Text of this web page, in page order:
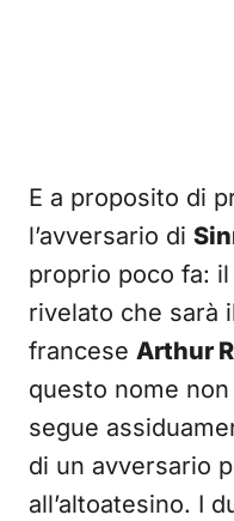
E a proposito di
l’avversario di
proprio poco fa:
rivelato che sarà
francese Arthur
questo nome
segue
di un avversario
all’altoatesino. I